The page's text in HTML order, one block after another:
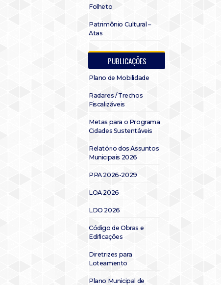
Folheto
Patrimônio Cultural –
Atas
PUBLICAÇÕES
Plano de Mobilidade
Radares / Trechos
Fiscalizáveis
Metas para o Programa
Cidades Sustentáveis
Relatório dos Assuntos
Municipais 2026
PPA 2026-2029
LOA 2026
LDO 2026
Código de Obras e
Edificações
Diretrizes para
Loteamento
Plano Municipal de